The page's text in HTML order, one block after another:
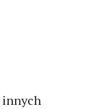
innych